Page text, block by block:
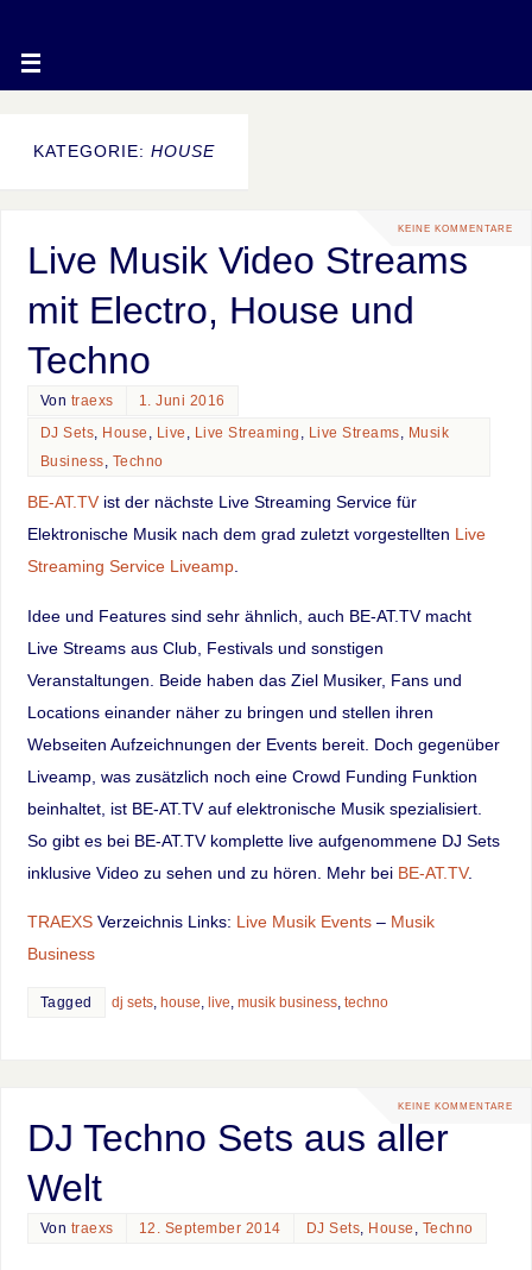
KATEGORIE: HOUSE
KEINE KOMMENTARE
Live Musik Video Streams
mit Electro, House und
Techno
Von traexs
1. Juni 2016
DJ Sets, House , Live , Live Streaming , Live Streams, Musik
Business, Techno
BE-AT.TVist der nächste Live Streaming Service für
Elektronische Musik nach dem grad zuletzt vorgestellten Live
Streaming Service Liveamp.
Idee und Features sind sehr ähnlich, auch BE-AT.TV macht
Live Streams aus Club, Festivals und sonstigen
Veranstaltungen. Beide haben das Ziel Musiker, Fans und
Locations einander näher zu bringen und stellen ihren
Webseiten Aufzeichnungen der Events bereit. Doch gegenüber
Liveamp, was zusätzlich noch eine Crowd Funding Funktion
beinhaltet, ist BE-AT.TV auf elektronische Musik spezialisiert.
So gibt es bei BE-AT.TV komplette live aufgenommene DJ Sets
inklusive Video zu sehen und zu hören. Mehr bei BE-AT.TV.
TRAEXSVerzeichnis Links: Live Musik Events– Musik
Business
Tagged dj sets, house, live, musik business, techno
KEINE KOMMENTARE
DJ Techno Sets aus aller
Welt
Von traexs 12. September 2014 DJ Sets, House , Techno